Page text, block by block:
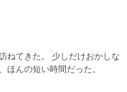
しだけおかしな
ほんの短い時間だった。